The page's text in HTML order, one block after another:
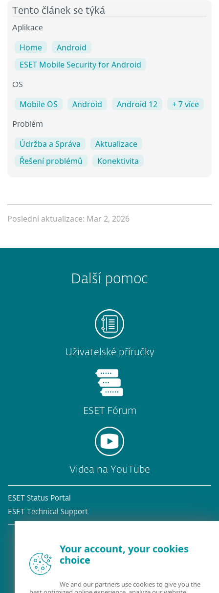
Tento článek se týká
Aplikace
Home
Android
ESET Mobile Security for Android
OS
Mobile OS Android Android 12 + 7 více
Problém
Údržba a Správa
Aktualizace
Řešení problémů
Konektivita
Poslední aktualizace: Mar 2, 2026
Další pomoc
Uživatelské příručky
ESET Fórum
Videa na YouTube
ESET Status Portal
ESET Technical Support
Your account, your cookies
choice
We and our partners use cookies to give you the